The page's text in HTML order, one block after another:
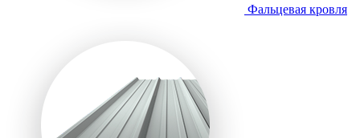
Фальцевая кровля